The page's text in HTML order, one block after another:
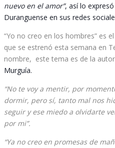
nuevo en el amor”, así lo
Duranguense en sus redes
“Yo no creo en los hombres” es
que se estrenó esta semana en
nombre, este tema es de la
Murguía.
“No te voy a mentir, por
dormir, pero sí, tanto mal nos
seguir y ese miedo a olvidarte
por mi”.
“Ya no creo en promesas de